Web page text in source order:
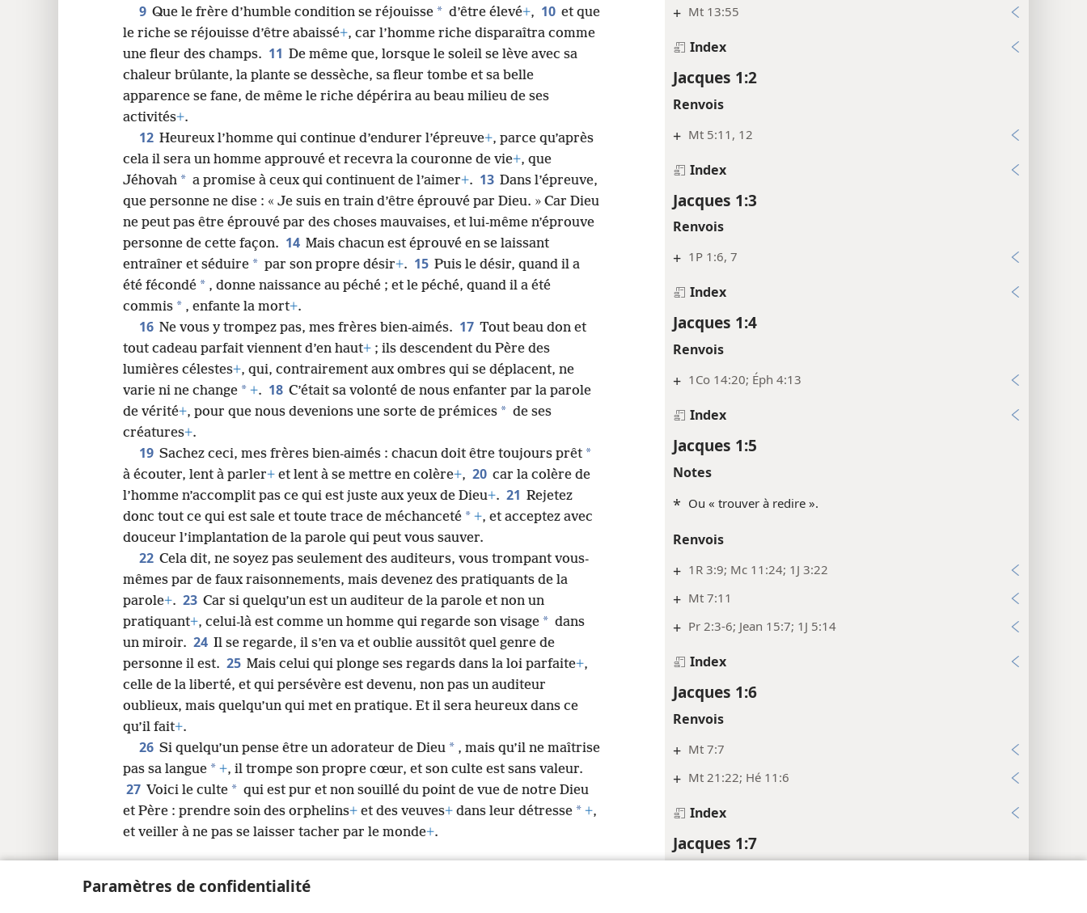
Paramètres de confidentialité
+ Mt 13:55
Index
Jacques 1:2
Renvois
+ Mt 5:11, 12
Index
Jacques 1:3
Renvois
+ 1P 1:6, 7
Index
Jacques 1:4
Renvois
+ 1Co 14:20; Éph 4:13
Index
Jacques 1:5
Notes
* Ou « trouver à redire ».
Renvois
+ 1R 3:9; Mc 11:24; 1J 3:22
+ Mt 7:11
+ Pr 2:3-6; Jean 15:7; 1J 5:14
Index
Jacques 1:6
Renvois
+ Mt 7:7
+ Mt 21:22; Hé 11:6
Index
Jacques 1:7
9 Que le frère d’humble condition se réjouisse * d’être élevé+, 10 et que
le riche se réjouisse d’être abaissé+, car l’homme riche disparaîtra comme
une fleur des champs. 11 De même que, lorsque le soleil se lève avec sa
chaleur brûlante, la plante se dessèche, sa fleur tombe et sa belle
apparence se fane, de même le riche dépérira au beau milieu de ses
activités+.
12 Heureux l’homme qui continue d’endurer l’épreuve+, parce qu’après
cela il sera un homme approuvé et recevra la couronne de vie+, que
Jéhovah * a promise à ceux qui continuent de l’aimer+. 13 Dans l’épreuve,
que personne ne dise : « Je suis en train d’être éprouvé par Dieu. » Car Dieu
ne peut pas être éprouvé par des choses mauvaises, et lui-même n’éprouve
personne de cette façon. 14 Mais chacun est éprouvé en se laissant
entraîner et séduire * par son propre désir+. 15 Puis le désir, quand il a
été fécondé * , donne naissance au péché ; et le péché, quand il a été
commis * , enfante la mort+.
16 Ne vous y trompez pas, mes frères bien-aimés. 17 Tout beau don et
tout cadeau parfait viennent d’en haut+ ; ils descendent du Père des
lumières célestes+, qui, contrairement aux ombres qui se déplacent, ne
varie ni ne change * +. 18 C’était sa volonté de nous enfanter par la parole
de vérité+, pour que nous devenions une sorte de prémices * de ses
créatures+.
19 Sachez ceci, mes frères bien-aimés : chacun doit être toujours prêt *
à écouter, lent à parler+ et lent à se mettre en colère+, 20 car la colère de
l’homme n’accomplit pas ce qui est juste aux yeux de Dieu+. 21 Rejetez
donc tout ce qui est sale et toute trace de méchanceté * +, et acceptez avec
douceur l’implantation de la parole qui peut vous sauver.
22 Cela dit, ne soyez pas seulement des auditeurs, vous trompant vous-
mêmes par de faux raisonnements, mais devenez des pratiquants de la
parole+. 23 Car si quelqu’un est un auditeur de la parole et non un
pratiquant+, celui-là est comme un homme qui regarde son visage * dans
un miroir. 24 Il se regarde, il s’en va et oublie aussitôt quel genre de
personne il est. 25 Mais celui qui plonge ses regards dans la loi parfaite+,
celle de la liberté, et qui persévère est devenu, non pas un auditeur
oublieux, mais quelqu’un qui met en pratique. Et il sera heureux dans ce
qu’il fait+.
26 Si quelqu’un pense être un adorateur de Dieu * , mais qu’il ne maîtrise
pas sa langue * +, il trompe son propre cœur, et son culte est sans valeur.
27 Voici le culte * qui est pur et non souillé du point de vue de notre Dieu
et Père : prendre soin des orphelins+ et des veuves+ dans leur détresse * +,
et veiller à ne pas se laisser tacher par le monde+.